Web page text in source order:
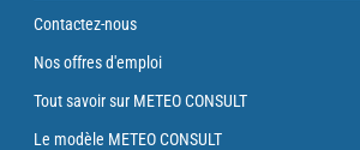
Contactez-nous
Nos offres d'emploi
Tout savoir sur METEO CONSULT
Le modèle METEO CONSULT